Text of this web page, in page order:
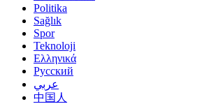
Politika
Sağlık
Spor
Teknoloji
Ελληνικά
Русский
عربي
中国人